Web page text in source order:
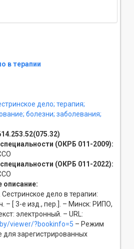
в терапии
дело; терапия;
болезни; заболевания;
(ОКРБ 011-2009):
(ОКРБ 011-2022):
описание:
дело в терапии:
– [ 3-е изд., пер.]. – Минск: РИПО,
электронный. – URL:
viewer/?bookinfo=5 – Режим
для зарегистрированных